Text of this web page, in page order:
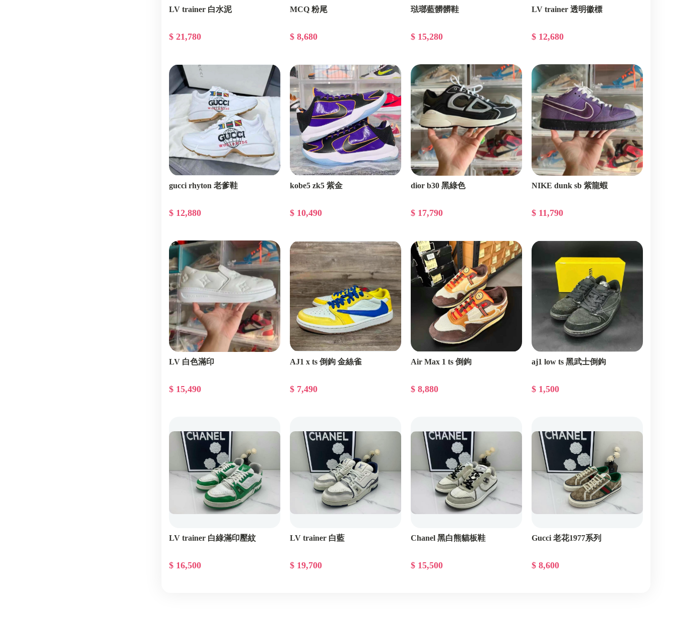
LV trainer 白水泥
$ 21,780
MCQ 粉尾
$ 8,680
琺瑯藍髒髒鞋
$ 15,280
LV trainer 透明徽標
$ 12,680
gucci rhyton 老爹鞋
$ 12,880
kobe5 zk5 紫金
$ 10,490
dior b30 黑綠色
$ 17,790
NIKE dunk sb 紫龍蝦
$ 11,790
LV 白色滿印
$ 15,490
AJ1 x ts 倒鉤 金絲雀
$ 7,490
Air Max 1 ts 倒鉤
$ 8,880
aj1 low ts 黑武士倒鉤
$ 1,500
LV trainer 白綠滿印壓紋
$ 16,500
LV trainer 白藍
$ 19,700
Chanel 黑白熊貓板鞋
$ 15,500
Gucci 老花1977系列
$ 8,600